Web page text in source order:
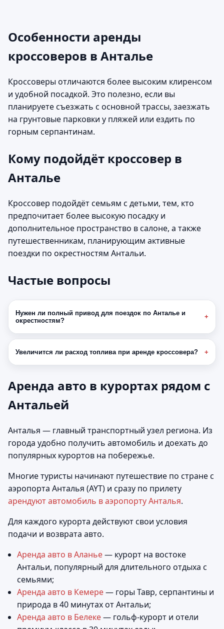
Особенности аренды
кроссоверов в Анталье
Кроссоверы отличаются более высоким клиренсом
и удобной посадкой. Это полезно, если вы
планируете съезжать с основной трассы, заезжать
на грунтовые парковки у пляжей или ездить по
горным серпантинам.
Кому подойдёт кроссовер в
Анталье
Кроссовер подойдёт семьям с детьми, тем, кто
предпочитает более высокую посадку и
дополнительное пространство в салоне, а также
путешественникам, планирующим активные
поездки по окрестностям Антальи.
Частые вопросы
Нужен ли полный привод для поездок по Анталье и
окрестностям?
Увеличится ли расход топлива при аренде кроссовера?
Аренда авто в курортах рядом с
Антальей
Анталья — главный транспортный узел региона. Из
города удобно получить автомобиль и доехать до
популярных курортов на побережье.
Многие туристы начинают путешествие по стране с
аэропорта Анталья (AYT) и сразу по прилету
арендуют автомобиль в аэропорту Анталья.
Для каждого курорта действуют свои условия
подачи и возврата авто.
Аренда авто в Аланье— курорт на востоке
Антальи, популярный для длительного отдыха с
семьями;
Аренда авто в Кемере— горы Тавр, серпантины и
природа в 40 минутах от Антальи;
Аренда авто в Белеке— гольф-курорт и отели